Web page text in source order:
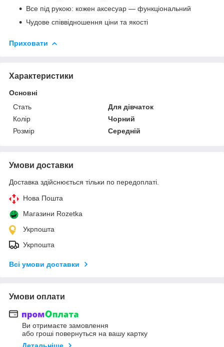
Все під рукою: кожен аксесуар — функціональний
Чудове співвідношення ціни та якості
Приховати
Характеристики
Основні
Стать
Для дівчаток
Колір
Чорний
Розмір
Середній
Умови доставки
Доставка здійснюється тільки по передоплаті.
Нова Пошта
Магазини Rozetka
Укрпошта
Укрпошта
Всі умови доставки
Умови оплати
Ви отримаєте замовлення
або гроші повернуться на вашу картку